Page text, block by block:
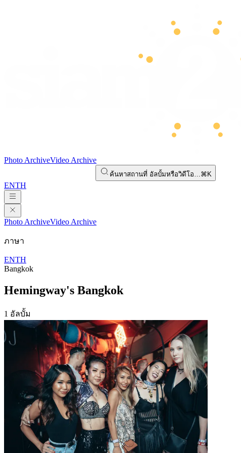
Photo ArchiveVideo Archive
ค้นหาสถานที่ อัลบั้มหรือวิดีโอ…⌘K
ENTH
Photo ArchiveVideo Archive
ภาษา
ENTH
Bangkok
Hemingway's Bangkok
1 อัลบั้ม